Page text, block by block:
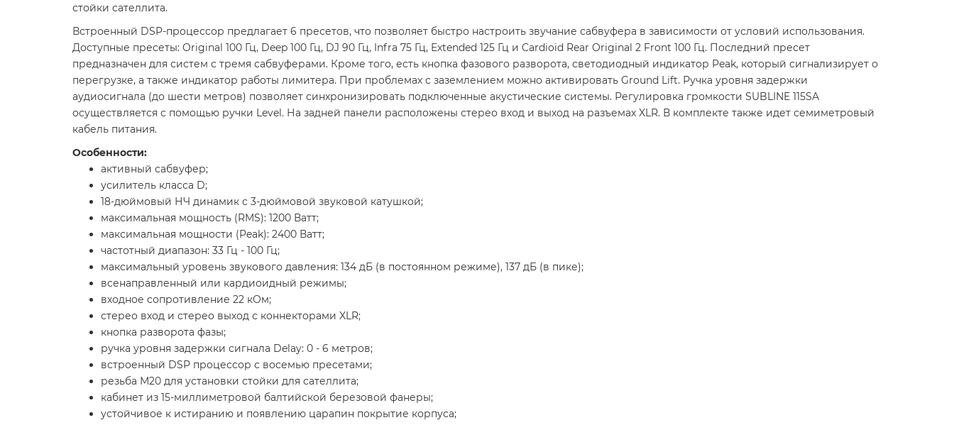
стойки сателлита.
Встроенный DSP-процессор предлагает 6 пресетов, что позволяет быстро настроить звучание сабвуфера в зависимости от условий использования.
Доступные пресеты: Original 100 Гц, Deep 100 Гц, DJ 90 Гц, Infra 75 Гц, Extended 125 Гц и Cardioid Rear Original 2 Front 100 Гц. Последний пресет
предназначен для систем с тремя сабвуферами. Кроме того, есть кнопка фазового разворота, светодиодный индикатор Peak, который сигнализирует о
перегрузке, а также индикатор работы лимитера. При проблемах с заземлением можно активировать Ground Lift. Ручка уровня задержки
аудиосигнала (до шести метров) позволяет синхронизировать подключенные акустические системы. Регулировка громкости SUBLINE 115SA
осуществляется с помощью ручки Level. На задней панели расположены стерео вход и выход на разъемах XLR. В комплекте также идет семиметровый
кабель питания.
Особенности:
активный сабвуфер;
усилитель класса D;
18-дюймовый НЧ динамик с 3-дюймовой звуковой катушкой;
максимальная мощность (RMS): 1200 Ватт;
максимальная мощности (Peak): 2400 Ватт;
частотный диапазон: 33 Гц - 100 Гц;
максимальный уровень звукового давления: 134 дБ (в постоянном режиме), 137 дБ (в пике);
всенаправленный или кардиоидный режимы;
входное сопротивление 22 кОм;
стерео вход и стерео выход с коннекторами XLR;
кнопка разворота фазы;
ручка уровня задержки сигнала Delay: 0 - 6 метров;
встроенный DSP процессор с восемью пресетами;
резьба М20 для установки стойки для сателлита;
кабинет из 15-миллиметровой балтийской березовой фанеры;
устойчивое к истиранию и появлению царапин покрытие корпуса;